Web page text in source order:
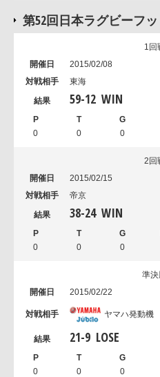
第52回日本ラグビーフ
1回
2015/02/08
東海
59-12 WIN
0 0 0
2回
2015/02/15
帝京
38-24 WIN
0 0 0
準決
2015/02/22
ヤマハ発動機
21-9 LOSE
0 0 0